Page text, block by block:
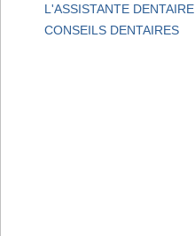
L'ASSISTANTE DENTAIRE
CONSEILS DENTAIRES